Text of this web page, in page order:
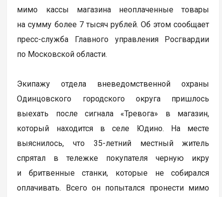
мимо кассы магазина неоплаченные товары
на сумму более 7 тысяч рублей. Об этом сообщает
пресс-служба Главного управления Росгвардии
по Московской области.
Экипажу отдела вневедомственной охраны
Одинцовского городского округа пришлось
выехать после сигнала «Тревога» в магазин,
который находится в селе Юдино. На месте
выяснилось, что 35-летний местный житель
спрятал в тележке покупателя черную икру
и бритвенные станки, которые не собирался
оплачивать. Всего он попытался пронести мимо